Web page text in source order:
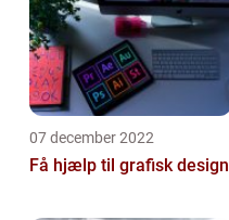
07 december 2022
Få hjælp til grafisk design